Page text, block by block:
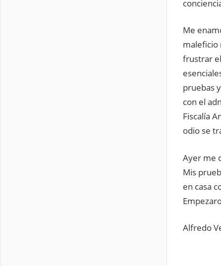
Me
maleficio
frustrar
pruebas
con el
Fiscalía
odio se
Ayer me
Mis
en casa
Alfredo